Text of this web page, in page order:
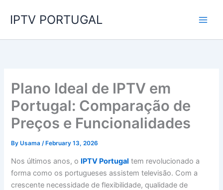
IPTV PORTUGAL
Plano Ideal de IPTV em
Portugal: Comparação de
Preços e Funcionalidades
ByUsama/ February 13, 2026
Nos últimos anos, o IPTV Portugal tem revolucionado a
forma como os portugueses assistem televisão. Com a
crescente necessidade de flexibilidade, qualidade de